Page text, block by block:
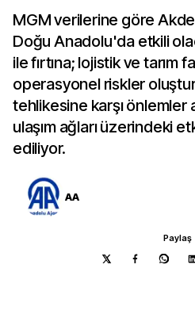
MGM verilerine göre
Doğu Anadolu'da etkili
ile fırtına; lojistik ve tarım
operasyonel riskler
tehlikesine karşı önlemler
ulaşım ağları üzerindeki
ediliyor.
AA
Paylaş